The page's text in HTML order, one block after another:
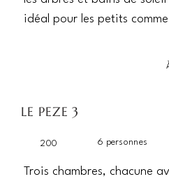
idéal pour les petits
LE PEZE 3
200 6 personnes
Trois chambres, chacune